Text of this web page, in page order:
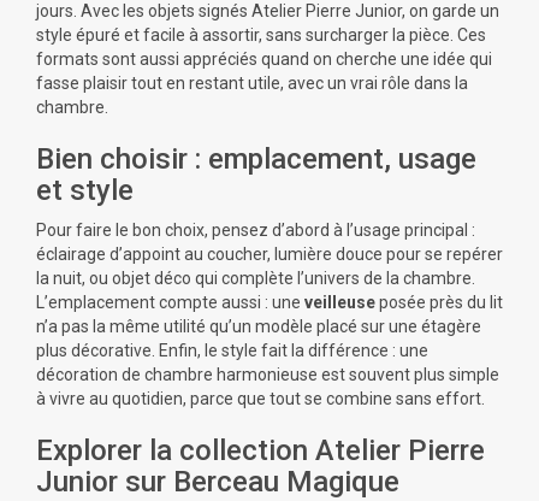
jours. Avec les objets signés Atelier Pierre Junior, on garde un
style épuré et facile à assortir, sans surcharger la pièce. Ces
formats sont aussi appréciés quand on cherche une idée qui
fasse plaisir tout en restant utile, avec un vrai rôle dans la
chambre.
Bien choisir : emplacement, usage
et style
Pour faire le bon choix, pensez d’abord à l’usage principal :
éclairage d’appoint au coucher, lumière douce pour se repérer
la nuit, ou objet déco qui complète l’univers de la chambre.
L’emplacement compte aussi : une veilleuseposée près du lit
n’a pas la même utilité qu’un modèle placé sur une étagère
plus décorative. Enfin, le style fait la différence : une
décoration de chambre harmonieuse est souvent plus simple
à vivre au quotidien, parce que tout se combine sans effort.
Explorer la collection Atelier Pierre
Junior sur Berceau Magique